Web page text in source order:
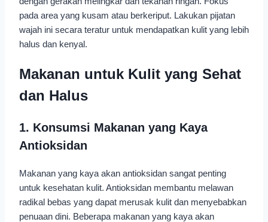
pada area yang kusam atau berkeriput. Lakukan pijatan
wajah ini secara teratur untuk mendapatkan kulit yang lebih
halus dan kenyal.
Makanan untuk Kulit yang Sehat
dan Halus
1. Konsumsi Makanan yang Kaya
Antioksidan
Makanan yang kaya akan antioksidan sangat penting
untuk kesehatan kulit. Antioksidan membantu melawan
radikal bebas yang dapat merusak kulit dan menyebabkan
penuaan dini. Beberapa makanan yang kaya akan